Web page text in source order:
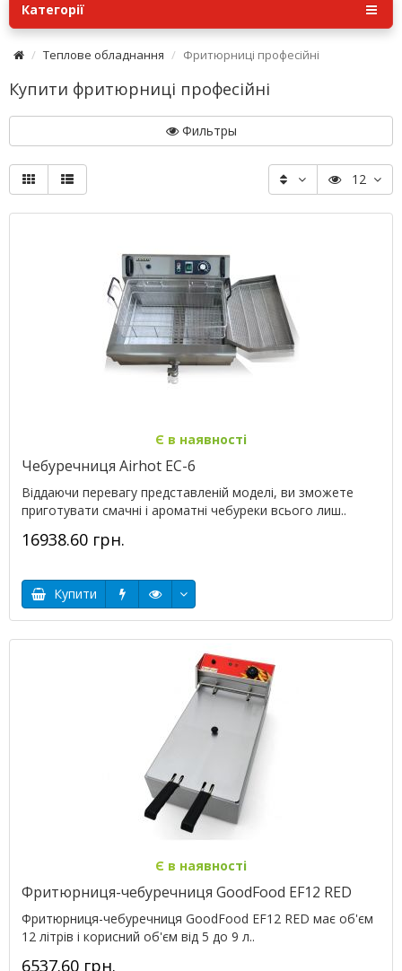
Категорії
Теплове обладнання Фритюрниці професійні
Купити фритюрниці професійні
Фильтры
12
Є в наявності
Чебуречниця Airhot EC-6
Віддаючи перевагу представленій моделі, ви зможете
приготувати смачні і ароматні чебуреки всього лиш..
16938.60 грн.
Купити
Є в наявності
Фритюрниця-чебуречниця GoodFood EF12 RED
Фритюрниця-чебуречниця GoodFood EF12 RED має об'єм
12 літрів і корисний об'єм від 5 до 9 л..
6537.60 грн.